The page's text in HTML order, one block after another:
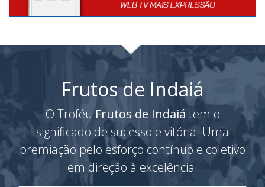
Frutos de Indaiá
O TroféuFrutos de Indaiá tem o
significado de sucesso e vitória. Uma
premiação pelo esforço contínuo e coletivo
em direção à excelência.